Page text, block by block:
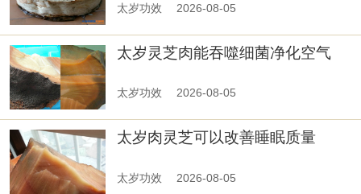
太岁功效 2026-08-05
太岁灵芝肉能吞噬细菌净化空气
太岁功效 2026-08-05
太岁肉灵芝可以改善睡眠质量
太岁功效 2026-08-05